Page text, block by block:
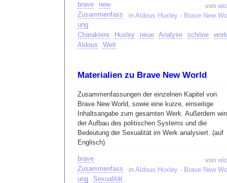
von
in Aldous Huxley - Brave New
brave
new
Zusammenfass
ung
Charaktere
Huxley neue Analyse schöne
Aldous
Welt
Materialien zu Brave New World
Zusammenfassungen der einzelnen Kapitel von
Brave New World, sowie eine kurze, einseitige
Inhaltsangabe zum gesamten Werk. Außerdem
der Aufbau des politischen Systems und die
Bedeutung der Sexualität im Werk analysiert. (auf
Englisch)
von
in Aldous Huxley - Brave New
brave
Zusammenfass
ung
Sexualität